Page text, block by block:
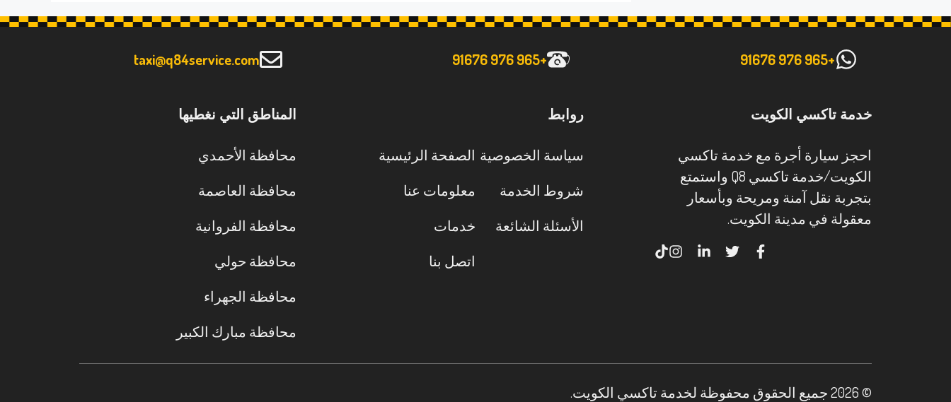
+965 976 91676
+965 976 91676
taxi@q84service.com
خدمة تاكسي الكويت
احجز سيارة أجرة مع خدمة تاكسي
الكويت/خدمة تاكسي Q8 واستمتع
بتجربة نقل آمنة ومريحة وبأسعار
معقولة في مدينة الكويت.
روابط
سياسة الخصوصية
شروط الخدمة
الأسئلة الشائعة
الصفحة الرئيسية
معلومات عنا
خدمات
اتصل بنا
المناطق التي نغطيها
محافظة الأحمدي
محافظة العاصمة
محافظة الفروانية
محافظة حولي
محافظة الجهراء
محافظة مبارك الكبير
© 2026 جميع الحقوق محفوظة لخدمة تاكسي الكويت.